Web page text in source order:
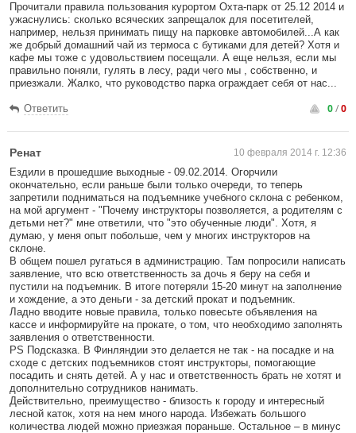
Прочитали правила пользования курортом Охта-парк от 25.12 2014 и
ужаснулись: сколько всяческих запрещалок для посетителей,
например, нельзя принимать пищу на парковке автомобилей...А как
же добрый домашний чай из термоса с бутиками для детей? Хотя и
кафе мы тоже с удовольствием посещали. А еще нельзя, если мы
правильно поняли, гулять в лесу, ради чего мы , собственно, и
приезжали. Жалко, что руководство парка ограждает себя от нас...
Ответить 0/0
Ренат 10 февраля 2014 г. 12:36
Ездили в прошедшие выходные - 09.02.2014. Огорчили
окончательно, если раньше были только очереди, то теперь
запретили подниматься на подъемнике учебного склона с ребенком,
на мой аргумент - "Почему инструкторы позволяется, а родителям с
детьми нет?" мне ответили, что "это обученные люди". Хотя, я
думаю, у меня опыт побольше, чем у многих инструкторов на
склоне.
В общем пошел ругаться в администрацию. Там попросили написать
заявление, что всю ответственность за дочь я беру на себя и
пустили на подъемник. В итоге потеряли 15-20 минут на заполнение
и хождение, а это деньги - за детский прокат и подъемник.
Ладно вводите новые правила, только повесьте объявления на
кассе и информируйте на прокате, о том, что необходимо заполнять
заявления о ответственности.
PS Подсказка. В Финляндии это делается не так - на посадке и на
сходе с детских подъемников стоят инструкторы, помогающие
посадить и снять детей. А у нас и ответственность брать не хотят и
дополнительно сотрудников нанимать.
Действительно, преимущество - близость к городу и интересный
лесной каток, хотя на нем много народа. Избежать большого
количества людей можно приезжая пораньше. Остальное – в минус